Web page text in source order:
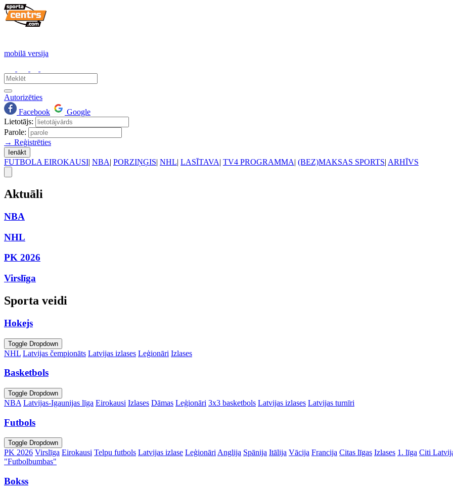
mobilā versija
Autorizēties
Facebook
Google
Lietotājs:
Parole:
→ Reģistrēties
Ienākt
FUTBOLA EIROKAUSI| NBA| PORZIŅĢIS| NHL| LASĪTAVA| TV4 PROGRAMMA| (BEZ)MAKSAS SPORTS| ARHĪVS
Aktuāli
NBA
NHL
PK 2026
Virslīga
Sporta veidi
Hokejs
Toggle Dropdown
NHL Latvijas čempionāts Latvijas izlases Leģionāri Izlases
Basketbols
Toggle Dropdown
NBA Latvijas-Igaunijas līga Eirokausi Izlases Dāmas Leģionāri 3x3 basketbols Latvijas izlases Latvijas turnīri
Futbols
Toggle Dropdown
PK 2026 Virslīga Eirokausi Telpu futbols Latvijas izlase Leģionāri Anglija Spānija Itālija Vācija Francija Citas līgas Izlases 1. līga Citi
"Futbolbumbas"
Bokss